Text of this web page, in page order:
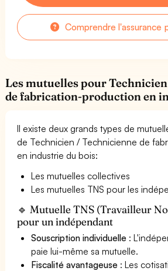
Comprendre l'assurance
Les mutuelles pour
de fabrication-production en
Il existe deux grands types de
de Technicien / Technicienne de
en industrie du bois:
Les mutuelles collectives
Les mutuelles TNS pour les
🔹 Mutuelle TNS (Travailleur
pour un indépendant
Souscription individuelle :
paie lui-même sa mutuelle.
Fiscalité avantageuse : Les